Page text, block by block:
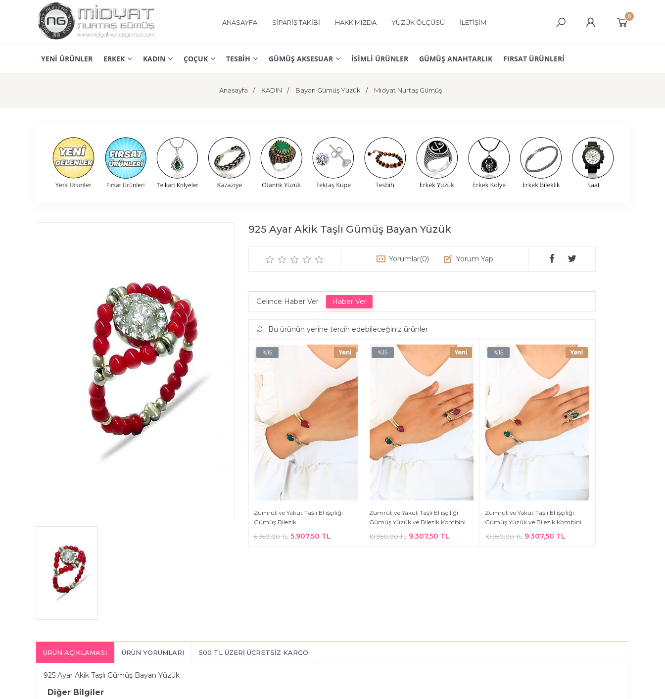
ANASAYFA SİPARİŞ TAKİBİ HAKKIMIZDA YÜZÜK ÖLÇÜSÜ İLETİŞİM
0
YENİ ÜRÜNLER ERKEK KADIN ÇOÇUK TESBİH GÜMÜŞ AKSESUAR İSİMLİ ÜRÜNLER GÜMÜŞ ANAHTARLIK FIRSAT ÜRÜNLERİ
Anasayfa KADIN Bayan Gümüş Yüzük Midyat Nurtaş Gümüş
925 Ayar Akik Taşlı Gümüş Bayan Yüzük
Yorumlar(0) Yorum Yap
Gelince Haber Ver
Bu ürünün yerine tercih edebileceğiniz ürünler
%15
Zumrüt ve Yakut Taşlı El işçiliği
Gümüş Bilezik
6.950,00 TL 5.907,50 TL
%15
Zumrüt ve Yakut Taşlı El işçiliği
Gümüş Yüzük ve Bilezik Kombini
10.950,00 TL 9.307,50 TL
%15
Zumrüt ve Yakut Taşlı El işçiliği
Gümüş Yüzük ve Bilezik Kombini
10.950,00 TL 9.307,50 TL
ÜRÜN AÇIKLAMASI ÜRÜN YORUMLARI 500 TL ÜZERİ ÜCRETSİZ KARGO
925 Ayar Akik Taşlı Gümüş Bayan Yüzük
Diğer Bilgiler